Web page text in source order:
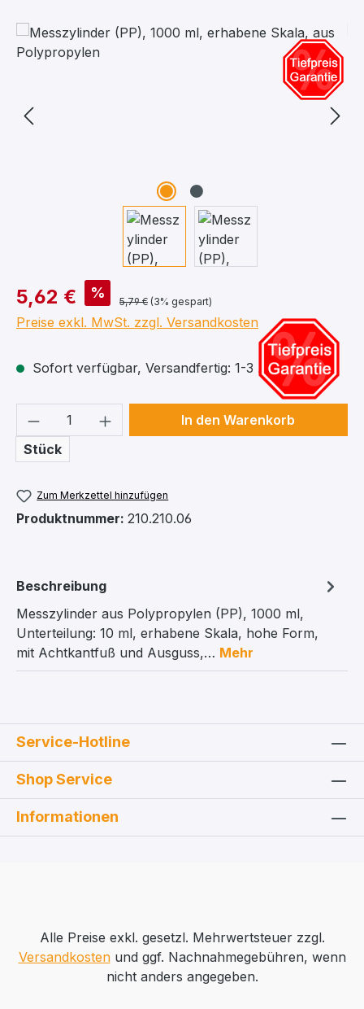
Bildergalerie überspringen
5,62 € %
5,79 € (3% gespart)
Preise exkl. MwSt. zzgl. Versandkosten
Sofort verfügbar, Versandfertig: 1-3 Arbeitstage
Produkt Anzahl: Gib den
Stück
In den Warenkorb
Zum Merkzettel hinzufügen
Produktnummer: 210.210.06
Beschreibung
Messzylinder aus Polypropylen (PP), 1000 ml,
Unterteilung: 10 ml, erhabene Skala, hohe Form,
mit Achtkantfuß und Ausguss,… Mehr
Service-Hotline
Shop Service
Informationen
Alle Preise exkl. gesetzl. Mehrwertsteuer zzgl.
Versandkostenund ggf. Nachnahmegebühren, wenn
nicht anders angegeben.